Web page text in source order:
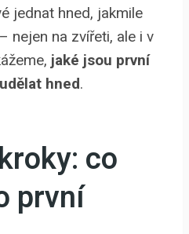
jednat hned, jakmile
nejen na zvířeti, ale i v
jaké jsou první
hned.
co
první